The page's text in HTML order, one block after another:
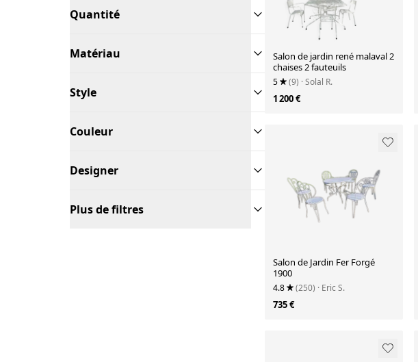
Quantité
Matériau
Style
Couleur
Designer
Plus de filtres
Salon de jardin rené malaval 2
chaises 2 fauteuils
5 (9) · Solal R.
1 200 €
Salon de Jardin Fer Forgé
1900
4.8 (250) · Eric S.
735 €